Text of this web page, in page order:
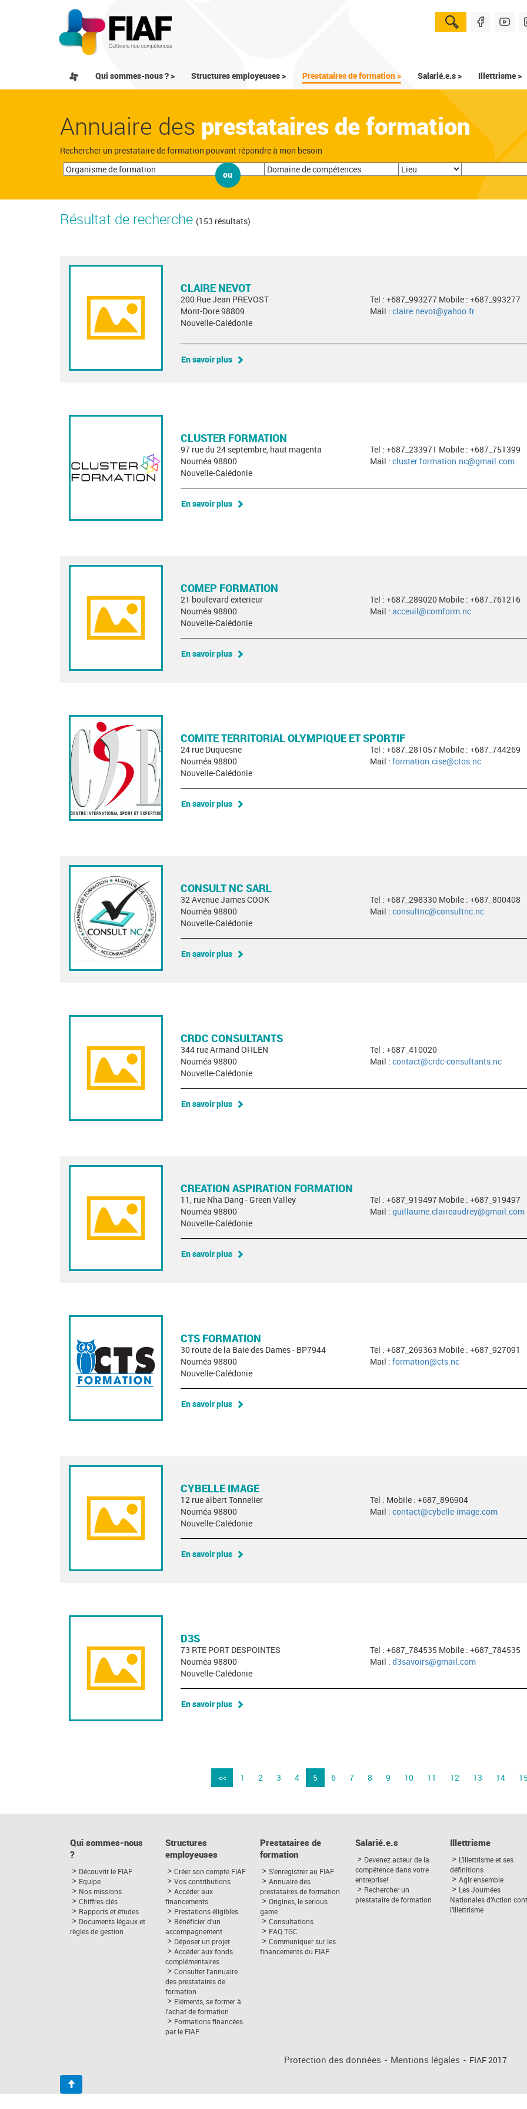
Qui sommes-nous ? > Structures employeuses > Prestataires de formation > Salarié.e.s > Illettrisme >
Annuaire des prestataires de formation
Rechercher un prestataire de formation pouvant répondre à mon besoin
ou
Résultat de recherche (153 résultats)
CLAIRE NEVOT
200 Rue Jean PREVOST
Mont-Dore 98809
Nouvelle-Calédonie
Tel : +687_993277 Mobile : +687_993277
Mail : claire.nevot@yahoo.fr
En savoir plus
CLUSTER FORMATION
97 rue du 24 septembre, haut magenta
Nouméa 98800
Nouvelle-Calédonie
Tel : +687_233971 Mobile : +687_751399
Mail : cluster.formation.nc@gmail.com
En savoir plus
COMEP FORMATION
21 boulevard exterieur
Nouméa 98800
Nouvelle-Calédonie
Tel : +687_289020 Mobile : +687_761216
Mail : acceuil@comform.nc
En savoir plus
COMITE TERRITORIAL OLYMPIQUE ET SPORTIF
24 rue Duquesne
Nouméa 98800
Nouvelle-Calédonie
Tel : +687_281057 Mobile : +687_744269
Mail : formation.cise@ctos.nc
En savoir plus
CONSULT NC SARL
32 Avenue James COOK
Nouméa 98800
Nouvelle-Calédonie
Tel : +687_298330 Mobile : +687_800408
Mail : consultnc@consultnc.nc
En savoir plus
CRDC CONSULTANTS
344 rue Armand OHLEN
Nouméa 98800
Nouvelle-Calédonie
Tel : +687_410020
Mail : contact@crdc-consultants.nc
En savoir plus
CREATION ASPIRATION FORMATION
11, rue Nha Dang - Green Valley
Nouméa 98800
Nouvelle-Calédonie
Tel : +687_919497 Mobile : +687_919497
Mail : guillaume.claireaudrey@gmail.com
En savoir plus
CTS FORMATION
30 route de la Baie des Dames - BP7944
Nouméa 98800
Nouvelle-Calédonie
Tel : +687_269363 Mobile : +687_927091
Mail : formation@cts.nc
En savoir plus
CYBELLE IMAGE
12 rue albert Tonnelier
Nouméa 98800
Nouvelle-Calédonie
Tel : Mobile : +687_896904
Mail : contact@cybelle-image.com
En savoir plus
D3S
73 RTE PORT DESPOINTES
Nouméa 98800
Nouvelle-Calédonie
Tel : +687_784535 Mobile : +687_784535
Mail : d3savoirs@gmail.com
En savoir plus
<< 1 2 3 4 5 6 7 8 9 10 11 12 13 14 15
Qui sommes-nous
?
Découvrir le FIAF
Equipe
Nos missions
Chiffres clés
Rapports et études
Documents légaux et
règles de gestion
Structures
employeuses
Créer son compte FIAF
Vos contributions
Accéder aux
financements
Prestations éligibles
Bénéficier d’un
accompagnement
Déposer un projet
Accéder aux fonds
complémentaires
Consulter l’annuaire
des prestataires de
formation
Eléments, se former à
l’achat de formation
Formations financées
par le FIAF
Prestataires de
formation
S'enregistrer au FIAF
Annuaire des
prestataires de formation
Origines, le serious
game
Consultations
FAQ TGC
Communiquer sur les
financements du FIAF
Salarié.e.s
Devenez acteur de la
compétence dans votre
entreprise!
Rechercher un
prestataire de formation
Illettrisme
L’illettrisme et ses
définitions
Agir ensemble
Les Journées
Nationales d’Action
l’Illettrisme
Protection des données - Mentions légales - FIAF 2017